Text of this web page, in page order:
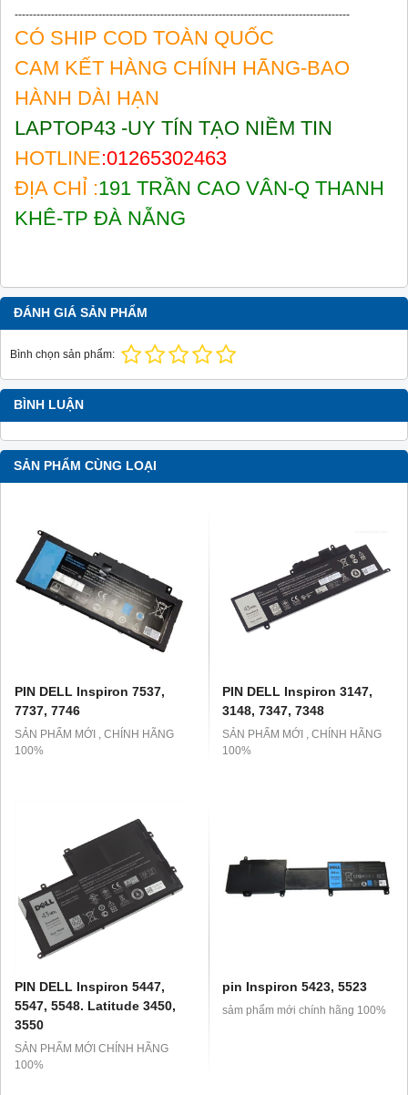
--------------------------------------------------------------------------------------------
CÓ SHIP COD TOÀN QUỐC
CAM KẾT HÀNG CHÍNH HÃNG-BAO
HÀNH DÀI HẠN
LAPTOP43 -UY TÍN TẠO NIỀM TIN
HOTLINE:01265302463
ĐỊA CHỈ :191 TRẦN CAO VÂN-Q THANH
KHÊ-TP ĐÀ NẴNG
ĐÁNH GIÁ SẢN PHẨM
Bình chọn sản phẩm:
BÌNH LUẬN
SẢN PHẨM CÙNG LOẠI
PIN DELL Inspiron 7537,
7737, 7746
SẢN PHẨM MỚI , CHÍNH HÃNG
100%
PIN DELL Inspiron 3147,
3148, 7347, 7348
SẢN PHẨM MỚI , CHÍNH HÃNG
100%
PIN DELL Inspiron 5447,
5547, 5548. Latitude 3450,
3550
SẢN PHẨM MỚI CHÍNH HÃNG
100%
pin Inspiron 5423, 5523
sảm phẩm mới chính hãng 100%